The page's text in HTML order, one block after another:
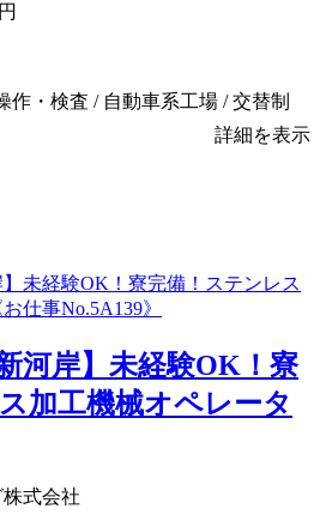
円
作・検査 / 自動車系工場 / 交替制
詳細を表示
河岸】未経験OK！寮
加工機械オペレータ
式会社